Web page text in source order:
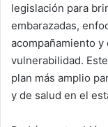
legislación para
embarazadas,
acompañamiento
vulnerabilidad.
plan más amplio
y de salud en el